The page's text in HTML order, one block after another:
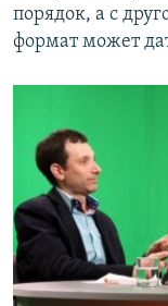
порядок, а с
формат может